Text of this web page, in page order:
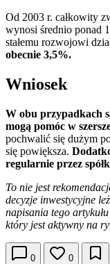
Od 2003 r. całkowity
wynosi średnio ponad
stałemu rozwojowi
obecnie 3,5%.
Wniosek
W obu przypadkach
mogą pomóc w
pochwalić się dużym
się powiększa.
regularnie przez
To nie jest
decyzje inwestycyjne
napisania tego
który jest aktywny na
0 0